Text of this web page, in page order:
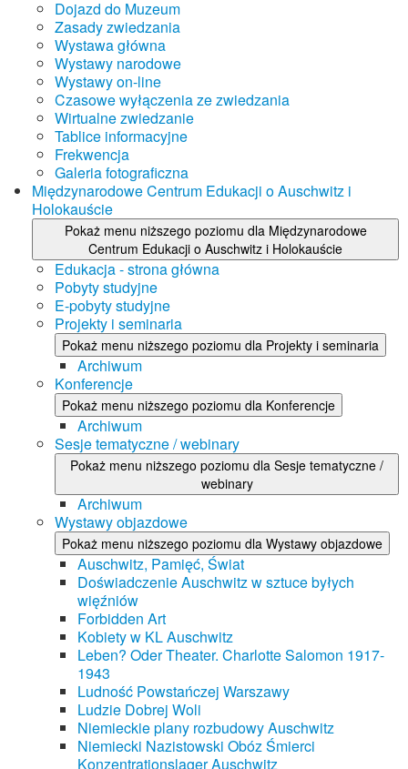
Dojazd do Muzeum
Zasady zwiedzania
Wystawa główna
Wystawy narodowe
Wystawy on-line
Czasowe wyłączenia ze zwiedzania
Wirtualne zwiedzanie
Tablice informacyjne
Frekwencja
Galeria fotograficzna
Międzynarodowe Centrum Edukacji o Auschwitz i
Holokauście
Pokaż menu niższego poziomu dla Międzynarodowe
Centrum Edukacji o Auschwitz i Holokauście
Edukacja - strona główna
Pobyty studyjne
E-pobyty studyjne
Projekty i seminaria
Pokaż menu niższego poziomu dla Projekty i seminaria
Archiwum
Konferencje
Pokaż menu niższego poziomu dla Konferencje
Archiwum
Sesje tematyczne / webinary
Pokaż menu niższego poziomu dla Sesje tematyczne /
webinary
Archiwum
Wystawy objazdowe
Pokaż menu niższego poziomu dla Wystawy objazdowe
Auschwitz, Pamięć, Świat
Doświadczenie Auschwitz w sztuce byłych
więźniów
Forbidden Art
Kobiety w KL Auschwitz
Leben? Oder Theater. Charlotte Salomon 1917-
1943
Ludność Powstańczej Warszawy
Ludzie Dobrej Woli
Niemieckie plany rozbudowy Auschwitz
Niemiecki Nazistowski Obóz Śmierci
Konzentrationslager Auschwitz